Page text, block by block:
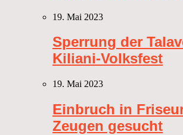
19. Mai 2023
Sperrung der
Kiliani-Volksfest
19. Mai 2023
Einbruch in
Zeugen gesucht